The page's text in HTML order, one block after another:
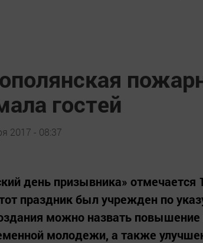
гостей
2017 - 08:37
день призывника»
праздник был учрежден по
можно назвать
молодежи, а также